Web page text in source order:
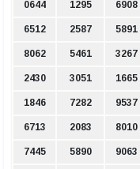
0644 1295 6908
6512 2587 5891
8062 5461 3267
2430 3051 1665
1846 7282 9537
6713 2083 8010
7445 5890 9063